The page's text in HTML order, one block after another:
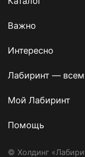
Важно
Интересно
Лабиринт — всем
Мой Лабиринт
Помощь
© Холдинг